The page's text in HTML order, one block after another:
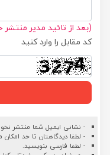
(بعد از تائید مدیر
کد مقابل را وارد کنید
- نشانی ایمیل شما منتشر
- لطفا دیدگاهتان تا حد
- لطفا فارسی بنویسید.